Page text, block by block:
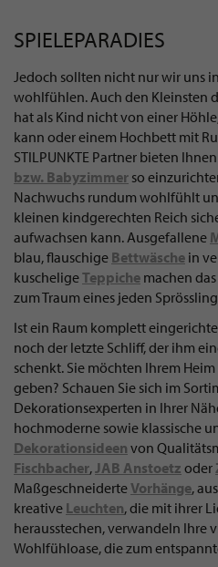
SPIELEPARADIES
Jedoch sollten nicht nur wir uns
wohlfühlen. Auch den Kleinsten
hat als Kind nicht von einer
kann oder einem Hochbett mit
STILPUNKTE Partner bieten
bzw. Babyzimmer so
Nachwuchs rundum wohlfühlt
kleinen kindgerechten Reich
aufwachsen kann. Ausgefallene
blau, flauschige Bettwäsche in
kuscheligeTeppiche machen das
zum Traum eines jeden
Ist ein Raum komplett
noch der letzte Schliff, der ihm
schenkt. Sie möchten Ihrem
geben? Schauen Sie sich im
Dekorationsexperten in Ihrer
hochmoderne sowie klassische
Dekorationsideen von
Fischbacher,JAB Anstoetz oder
MaßgeschneiderteVorhänge,
kreative Leuchten, die mit ihrer
herausstechen, verwandeln Ihre
Wohlfühloase, die zum